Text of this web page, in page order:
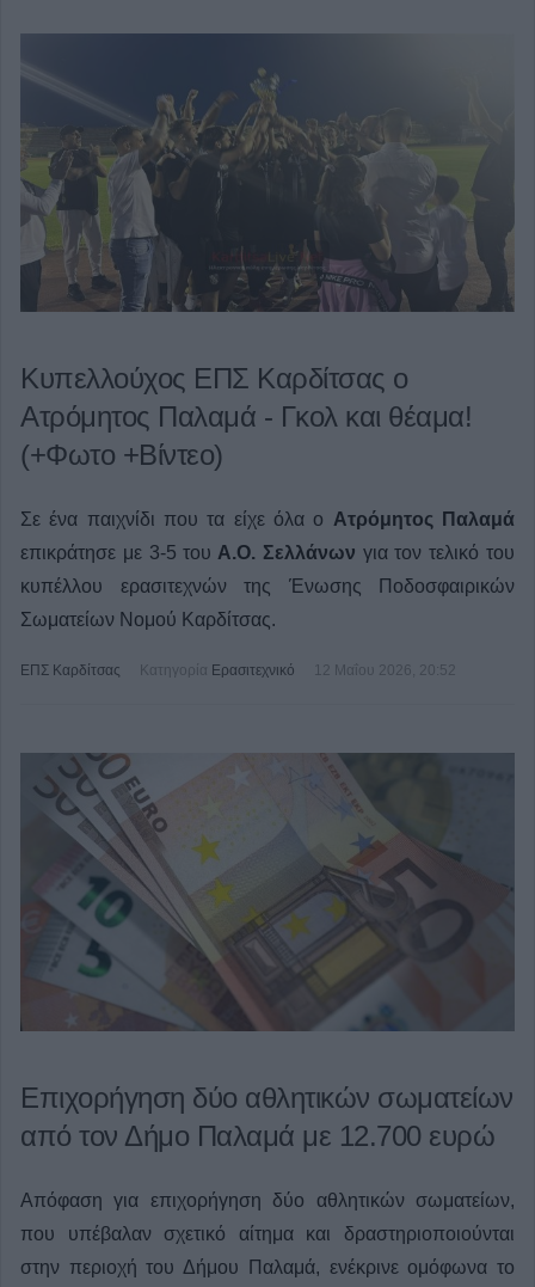
Κυπελλούχος ΕΠΣ Καρδίτσας ο
Ατρόμητος Παλαμά - Γκολ και θέαμα!
(+Φωτο +Βίντεο)
Σε ένα παιχνίδι που τα είχε όλα ο Ατρόμητος Παλαμά
επικράτησε με 3-5 του Α.Ο. Σελλάνων για τον τελικό του
κυπέλλου ερασιτεχνών της Ένωσης Ποδοσφαιρικών
Σωματείων Νομού Καρδίτσας.
ΕΠΣ Καρδίτσας Κατηγορία Ερασιτεχνικό 12 Μαΐου 2026, 20:52
Επιχορήγηση δύο αθλητικών σωματείων
από τον Δήμο Παλαμά με 12.700 ευρώ
Απόφαση για επιχορήγηση δύο αθλητικών σωματείων,
που υπέβαλαν σχετικό αίτημα και δραστηριοποιούνται
στην περιοχή του Δήμου Παλαμά, ενέκρινε ομόφωνα το